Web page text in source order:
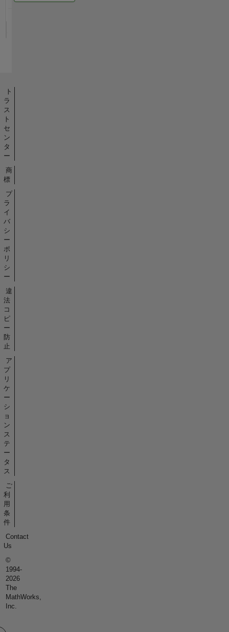
ト
ラ
ス
ト
セ
ン
タ
ー
商
標
プ
ラ
イ
バ
シ
ー
ポ
リ
シ
ー
違
法
コ
ピ
ー
防
止
ア
プ
リ
ケ
ー
シ
ョ
ン
ス
テ
ー
タ
ス
ご
利
用
条
件
Contact
Us
©
1994-
2026
The
MathWorks,
Inc.